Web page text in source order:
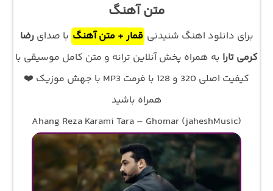
متن آهنگ
برای دانلود اهنگ شنیدنی قمار + متن آهنگ با صدایرضا
کرمی تارا به همراه پخش آنلاین ترانه و متن کامل موسیقی با
کیفیت اصلی 320 و 128 با فرمت MP3 با جهش موزیک ❤️
همراه باشید
Ahang Reza Karami Tara – Ghomar (jaheshMusic)